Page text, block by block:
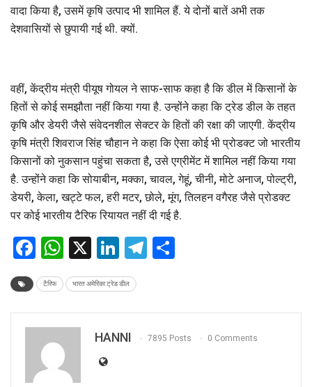
वादा किया है, उसमें कृषि उत्पाद भी शामिल हैं. ये दोनों बातें अभी तक
देशवासियों से छुपायी गई थी. क्यों.
वहीं, केंद्रीय मंत्री पीयूष गोयल ने साफ-साफ कहा है कि डील में किसानों के
हितों से कोई समझौता नहीं किया गया है. उन्होंने कहा कि ट्रेड डील के तहत
कृषि और डेयरी जैसे संवेदनशील सेक्टर के हितों की रक्षा की जाएगी. केंद्रीय
कृषि मंत्री शिवराज सिंह चौहान ने कहा कि ऐसा कोई भी प्रोडक्ट जो भारतीय
किसानों को नुकसान पहुंचा सकता है, उसे एग्रीमेंट में शामिल नहीं किया गया
है. उन्होंने कहा कि सोयाबीन, मक्का, चावल, गेहूं, चीनी, मोटे अनाज, पोल्ट्री,
डेयरी, केला, खट्टे फल, हरी मटर, छोले, मूंग, तिलहन वगैरह जैसे प्रोडक्ट
पर कोई भारतीय टैरिफ रियायत नहीं दी गई है.
Facebook
WhatsApp
X LinkedIn
Telegram
टैरिफ भारत अमेरिका ट्रेड डील
HANNI 7895 Posts 0 Comments